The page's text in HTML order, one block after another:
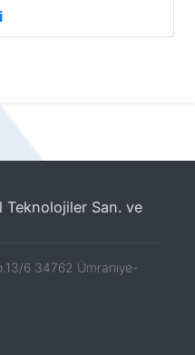
Teknolojiler San. ve
6 34762 Ümraniye-